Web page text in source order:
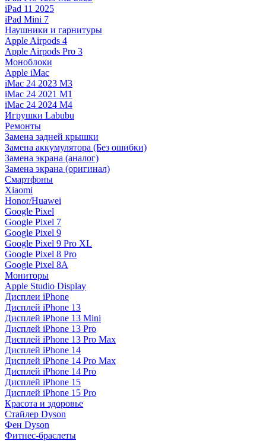
iPad 11 2025
iPad Mini 7
Наушники и гарнитуры
Apple Airpods 4
Apple Airpods Pro 3
Моноблоки
Apple iMac
iMac 24 2023 M3
iMac 24 2021 M1
iMac 24 2024 M4
Игрушки Labubu
Ремонты
Замена задней крышки
Замена аккумулятора (Без ошибки)
Замена экрана (аналог)
Замена экрана (оригинал)
Смартфоны
Xiaomi
Honor/Huawei
Google Pixel
Google Pixel 7
Google Pixel 9
Google Pixel 9 Pro XL
Google Pixel 8 Pro
Google Pixel 8A
Мониторы
Apple Studio Display
Дисплеи iPhone
Дисплей iPhone 13
Дисплей iPhone 13 Mini
Дисплей iPhone 13 Pro
Дисплей iPhone 13 Pro Max
Дисплей iPhone 14
Дисплей iPhone 14 Pro Max
Дисплей iPhone 14 Pro
Дисплей iPhone 15
Дисплей iPhone 15 Pro
Красота и здоровье
Стайлер Dyson
Фен Dyson
Фитнес-браслеты